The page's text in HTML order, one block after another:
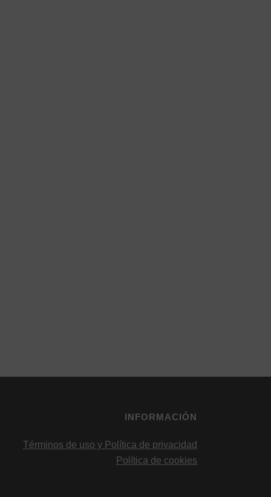
INFORMACIÓN
Términos de uso y Política de privacidad
Política de cookies